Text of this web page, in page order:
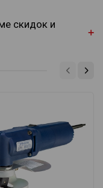
скидок и